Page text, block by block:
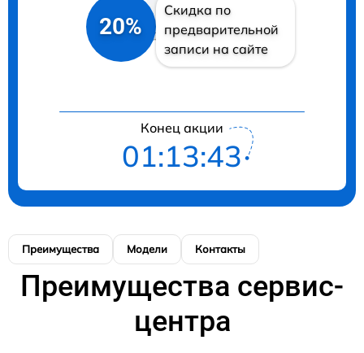
20%
Скидка по
предварительной
записи на сайте
Конец акции
01:13:43
Преимущества Модели Контакты
Преимущества сервис-
центра